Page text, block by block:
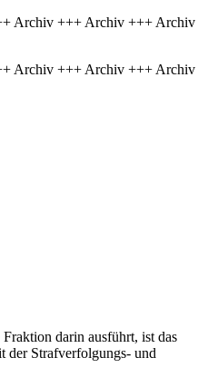
Archiv +++ Archiv +++ Archiv
Archiv +++ Archiv +++ Archiv
darin ausführt, ist das
der Strafverfolgungs- und